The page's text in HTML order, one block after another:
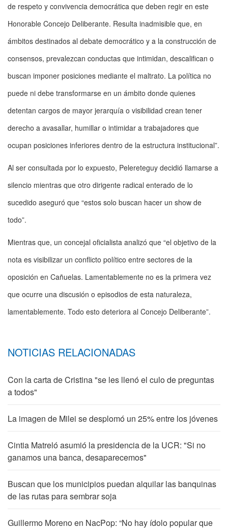
de respeto y convivencia democrática que deben regir en este
Honorable Concejo Deliberante. Resulta inadmisible que, en
ámbitos destinados al debate democrático y a la construcción de
consensos, prevalezcan conductas que intimidan, descalifican o
buscan imponer posiciones mediante el maltrato. La política no
puede ni debe transformarse en un ámbito donde quienes
detentan cargos de mayor jerarquía o visibilidad crean tener
derecho a avasallar, humillar o intimidar a trabajadores que
ocupan posiciones inferiores dentro de la estructura institucional”.
Al ser consultada por lo expuesto, Pelereteguy decidió llamarse a
silencio mientras que otro dirigente radical enterado de lo
sucedido aseguró que “estos solo buscan hacer un show de
todo”.
Mientras que, un concejal oficialista analizó que “el objetivo de la
nota es visibilizar un conflicto político entre sectores de la
oposición en Cañuelas. Lamentablemente no es la primera vez
que ocurre una discusión o episodios de esta naturaleza,
lamentablemente. Todo esto deteriora al Concejo Deliberante”.
NOTICIAS RELACIONADAS
Con la carta de Cristina "se les llenó el culo de preguntas
a todos"
La imagen de Milei se desplomó un 25% entre los jóvenes
Cintia Matreló asumió la presidencia de la UCR: "Si no
ganamos una banca, desaparecemos"
Buscan que los municipios puedan alquilar las banquinas
de las rutas para sembrar soja
Guillermo Moreno en NacPop: “No hay ídolo popular que